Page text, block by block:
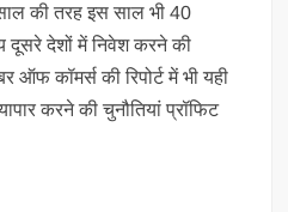
की तरह इस साल भी 40
दूसरे देशों में निवेश करने की
ऑफ कॉमर्स की रिपोर्ट में भी यही
करने की चुनौतियां प्रॉफिट